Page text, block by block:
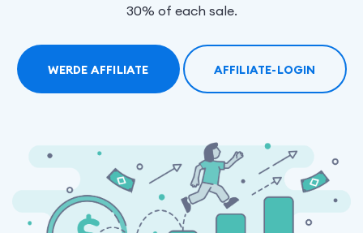
30% of each sale.
WERDE AFFILIATE AFFILIATE-LOGIN